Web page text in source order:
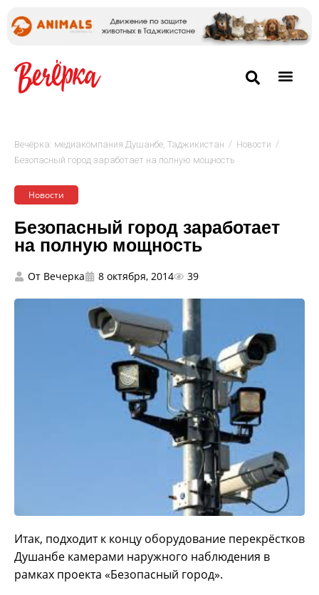
Вечёрка: медиакомпания Душанбе, Таджикистан / Новости /
Безопасный город заработает на полную мощность
Новости
Безопасный город заработает
на полную мощность
От Вечерка 8 октября, 2014 39
Итак, подходит к концу оборудование перекрёстков
Душанбе камерами наружного наблюдения в
рамках проекта «Безопасный город».